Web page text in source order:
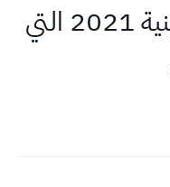
مفردات البطاقة التموينية 2021 التي